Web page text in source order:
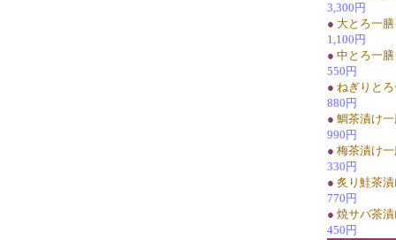
3,300円
● 大とろ一膳
1,100円
● 中とろ一膳
550円
● ねぎりと
880円
● 鯛茶漬け
990円
● 梅茶漬け
330円
● 炙り鮭茶
770円
● 焼サバ茶
450円